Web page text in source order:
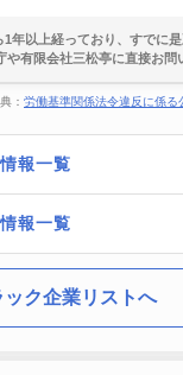
年以上経っており、すでに
有限会社三松亭に直接お問
： 労働基準関係法令違反に係る
報一覧
報一覧
ック企業リストへ